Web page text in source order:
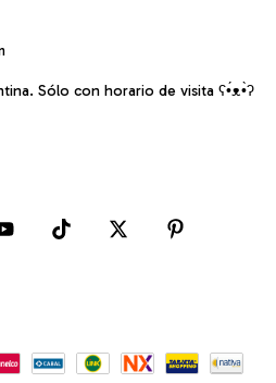
Sólo con horario de visita ʕ•́ᴥ•̀ʔ